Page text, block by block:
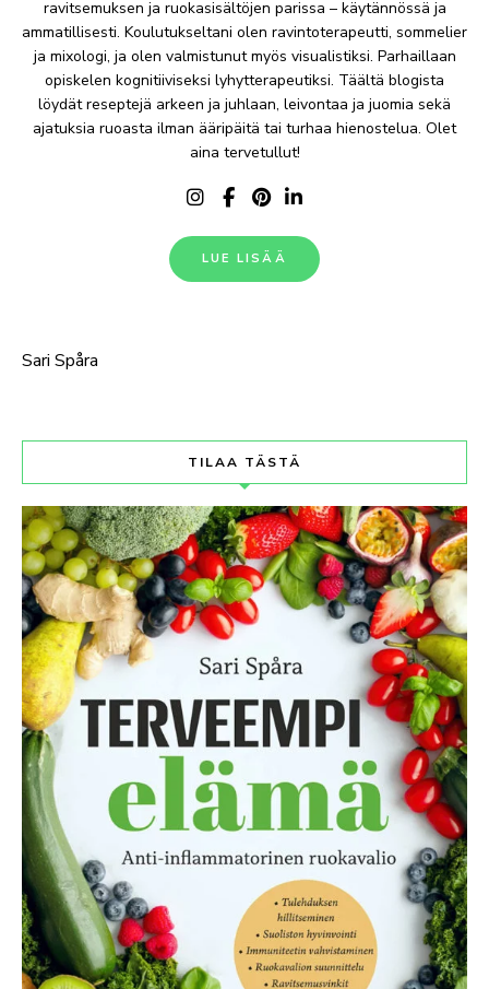
ravitsemuksen ja ruokasisältöjen parissa – käytännössä ja
ammatillisesti. Koulutukseltani olen ravintoterapeutti, sommelier
ja mixologi, ja olen valmistunut myös visualistiksi. Parhaillaan
opiskelen kognitiiviseksi lyhytterapeutiksi. Täältä blogista
löydät reseptejä arkeen ja juhlaan, leivontaa ja juomia sekä
ajatuksia ruoasta ilman ääripäitä tai turhaa hienostelua. Olet
aina tervetullut!
LUE LISÄÄ
Sari Spåra
TILAA TÄSTÄ